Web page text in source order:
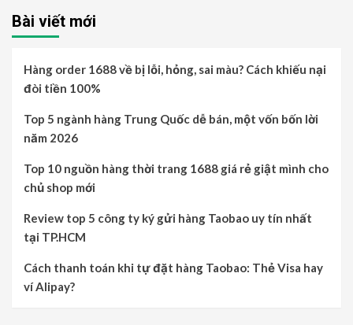
Bài viết mới
Hàng order 1688 về bị lỗi, hỏng, sai màu? Cách khiếu nại
đòi tiền 100%
Top 5 ngành hàng Trung Quốc dễ bán, một vốn bốn lời
năm 2026
Top 10 nguồn hàng thời trang 1688 giá rẻ giật mình cho
chủ shop mới
Review top 5 công ty ký gửi hàng Taobao uy tín nhất
tại TP.HCM
Cách thanh toán khi tự đặt hàng Taobao: Thẻ Visa hay
ví Alipay?